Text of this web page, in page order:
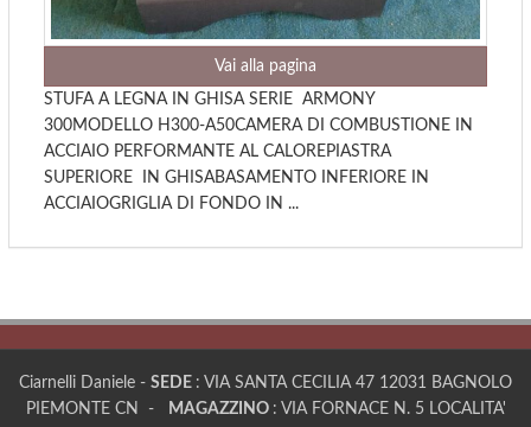
Vai alla pagina
STUFA A LEGNA IN GHISA SERIE ARMONY
300MODELLO H300-A50CAMERA DI COMBUSTIONE IN
ACCIAIO PERFORMANTE AL CALOREPIASTRA
SUPERIORE IN GHISABASAMENTO INFERIORE IN
ACCIAIOGRIGLIA DI FONDO IN ...
Ciarnelli Daniele - SEDE : VIA SANTA CECILIA 47 12031 BAGNOLO
PIEMONTE CN -
MAGAZZINO : VIA FORNACE N. 5 LOCALITA'